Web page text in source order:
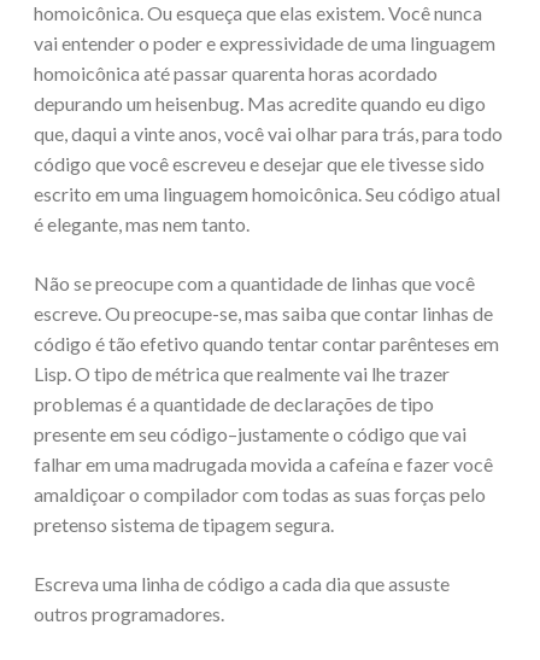
homoicônica. Ou esqueça que elas existem. Você nunca
vai entender o poder e expressividade de uma linguagem
homoicônica até passar quarenta horas acordado
depurando um heisenbug. Mas acredite quando eu digo
que, daqui a vinte anos, você vai olhar para trás, para todo
código que você escreveu e desejar que ele tivesse sido
escrito em uma linguagem homoicônica. Seu código atual
é elegante, mas nem tanto.
Não se preocupe com a quantidade de linhas que você
escreve. Ou preocupe-se, mas saiba que contar linhas de
código é tão efetivo quando tentar contar parênteses em
Lisp. O tipo de métrica que realmente vai lhe trazer
problemas é a quantidade de declarações de tipo
presente em seu código–justamente o código que vai
falhar em uma madrugada movida a cafeína e fazer você
amaldiçoar o compilador com todas as suas forças pelo
pretenso sistema de tipagem segura.
Escreva uma linha de código a cada dia que assuste
outros programadores.